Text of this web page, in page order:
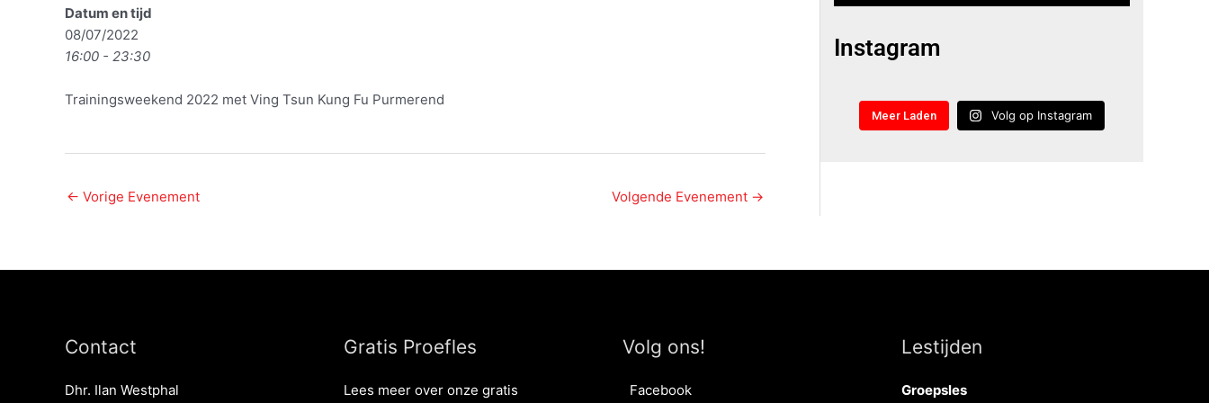
Datum en tijd
08/07/2022
16:00 - 23:30
Trainingsweekend 2022 met Ving Tsun Kung Fu Purmerend
← Vorige Evenement Volgende Evenement →
Instagram
Meer Laden Volg op Instagram
Contact
Dhr. Ilan Westphal
Gratis Proefles
Lees meer over onze gratis
Volg ons!
Facebook
Lestijden
Groepsles